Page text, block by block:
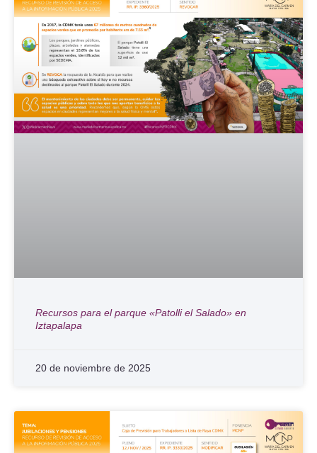
Recursos para el parque «Patolli el Salado» en
Iztapalapa
20 de noviembre de 2025